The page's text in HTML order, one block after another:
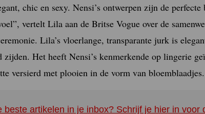
chic en sexy. Nensi’s ontwerpen zijn de
vertelt Lila aan de Britse Vogue over de
Lila’s vloerlange, transparante jurk is
Het heeft Nensi’s kenmerkende op lingerie
versierd met plooien in de vorm van bloemblaadjes.
beste artikelen in je inbox? Schrijf je hier in voor